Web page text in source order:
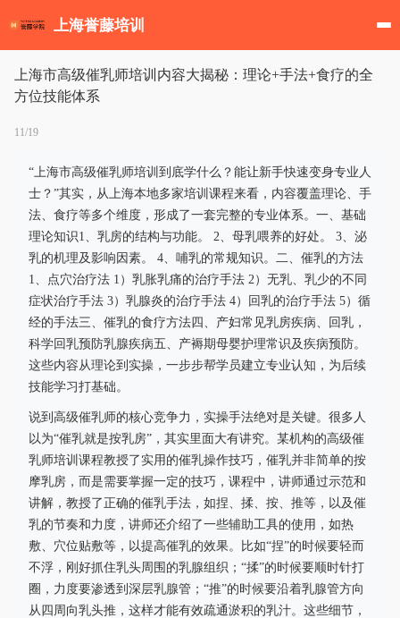
上海誉藤培训
上海市高级催乳师培训内容大揭秘：理论+手法+食疗的全
方位技能体系
11/19
“上海市高级催乳师培训到底学什么？能让新手快速变身专业人
士？”其实，从上海本地多家培训课程来看，内容覆盖理论、手
法、食疗等多个维度，形成了一套完整的专业体系。一、基础
理论知识1、乳房的结构与功能。 2、母乳喂养的好处。 3、泌
乳的机理及影响因素。 4、哺乳的常规知识。二、催乳的方法
1、点穴治疗法 1）乳胀乳痛的治疗手法 2）无乳、乳少的不同
症状治疗手法 3）乳腺炎的治疗手法 4）回乳的治疗手法 5）循
经的手法三、催乳的食疗方法四、产妇常见乳房疾病、回乳，
科学回乳预防乳腺疾病五、产褥期母婴护理常识及疾病预防。
这些内容从理论到实操，一步步帮学员建立专业认知，为后续
技能学习打基础。
说到高级催乳师的核心竞争力，实操手法绝对是关键。很多人
以为“催乳就是按乳房”，其实里面大有讲究。某机构的高级催
乳师培训课程教授了实用的催乳操作技巧，催乳并非简单的按
摩乳房，而是需要掌握一定的技巧，课程中，讲师通过示范和
讲解，教授了正确的催乳手法，如捏、揉、按、推等，以及催
乳的节奏和力度，讲师还介绍了一些辅助工具的使用，如热
敷、穴位贴敷等，以提高催乳的效果。比如“捏”的时候要轻而
不浮，刚好抓住乳头周围的乳腺组织；“揉”的时候要顺时针打
圈，力度要渗透到深层乳腺管；“推”的时候要沿着乳腺管方向
从四周向乳头推，这样才能有效疏通淤积的乳汁。这些细节，